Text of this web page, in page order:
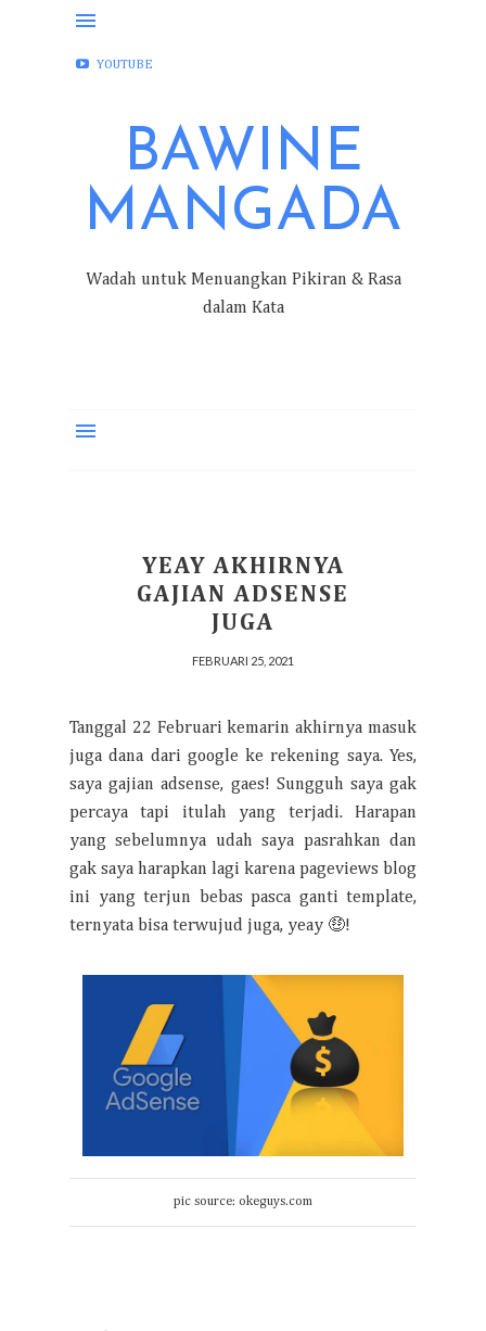
FACEBOOK
YOUTUBE
BAWINE
MANGADA
Wadah untuk Menuangkan Pikiran & Rasa
dalam Kata
YEAY AKHIRNYA
GAJIAN ADSENSE
JUGA
FEBRUARI 25, 2021
Tanggal 22 Februari kemarin akhirnya masuk
juga dana dari google ke rekening saya. Yes,
saya gajian adsense, gaes! Sungguh saya gak
percaya tapi itulah yang terjadi. Harapan
yang sebelumnya udah saya pasrahkan dan
gak saya harapkan lagi karena pageviews blog
ini yang terjun bebas pasca ganti template,
ternyata bisa terwujud juga, yeay 🤑!
pic source: okeguys.com